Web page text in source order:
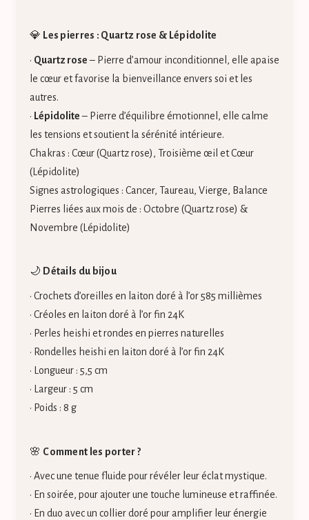
💎 Les pierres : Quartz rose & Lépidolite
• Quartz rose– Pierre d’amour inconditionnel, elle apaise
le cœur et favorise la bienveillance envers soi et les
autres.
• Lépidolite– Pierre d’équilibre émotionnel, elle calme
les tensions et soutient la sérénité intérieure.
Chakras : Cœur (Quartz rose), Troisième œil et Cœur
(Lépidolite)
Signes astrologiques : Cancer, Taureau, Vierge, Balance
Pierres liées aux mois de : Octobre (Quartz rose) &
Novembre (Lépidolite)
🌙 Détails du bijou
• Crochets d’oreilles en laiton doré à l’or 585 millièmes
• Créoles en laiton doré à l’or fin 24K
• Perles heishi et rondes en pierres naturelles
• Rondelles heishi en laiton doré à l’or fin 24K
• Longueur : 5,5 cm
• Largeur : 5 cm
• Poids : 8 g
🌸 Comment les porter ?
• Avec une tenue fluide pour révéler leur éclat mystique.
• En soirée, pour ajouter une touche lumineuse et raffinée.
• En duo avec un collier doré pour amplifier leur énergie